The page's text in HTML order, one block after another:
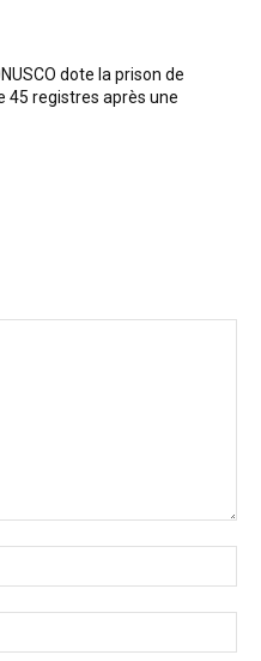
dote la prison de
45 registres après une
:*
:*